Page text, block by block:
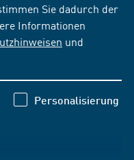
Sie dadurch der
Informationen
und
Personalisierung